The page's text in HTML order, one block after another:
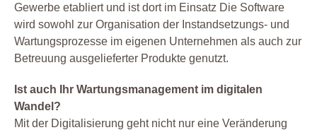
Gewerbe etabliert und ist dort im Einsatz Die Software
wird sowohl zur Organisation der Instandsetzungs- und
Wartungsprozesse im eigenen Unternehmen als auch zur
Betreuung ausgelieferter Produkte genutzt.
Ist auch Ihr Wartungsmanagement im digitalen
Wandel?
Mit der Digitalisierung geht nicht nur eine Veränderung